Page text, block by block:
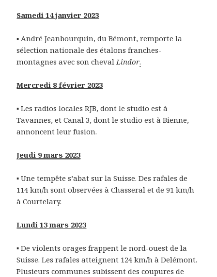
Samedi 14 janvier 2023
▪ André Jeanbourquin, du Bémont, remporte la
sélection nationale des étalons franches-
montagnes avec son chevalLindor.
Mercredi 8 février 2023
▪ Les radios locales RJB, dont le studio est à
Tavannes, et Canal 3, dont le studio est à Bienne,
annoncent leur fusion.
Jeudi 9 mars 2023
▪ Une tempête s’abat sur la Suisse. Des rafales de
114 km/h sont observées à Chasseral et de 91 km/h
à Courtelary.
Lundi 13 mars 2023
▪ De violents orages frappent le nord-ouest de la
Suisse. Les rafales atteignent 124 km/h à Delémont.
Plusieurs communes subissent des coupures de